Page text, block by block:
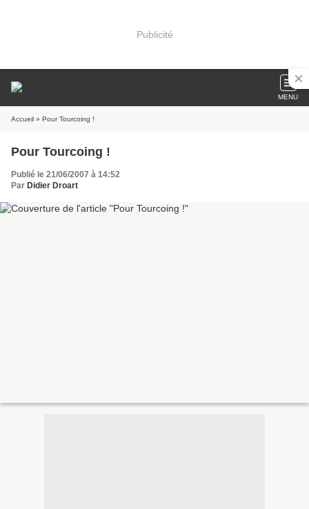
Publicité
MENU
Accueil » Pour Tourcoing !
Pour Tourcoing !
Publié le 21/06/2007 à 14:52
Par Didier Droart